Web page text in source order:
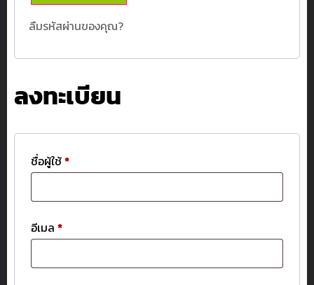
ลืมรหัสผ่านของคุณ?
ลงทะเบียน
ชื่อผู้ใช้*
อีเมล *